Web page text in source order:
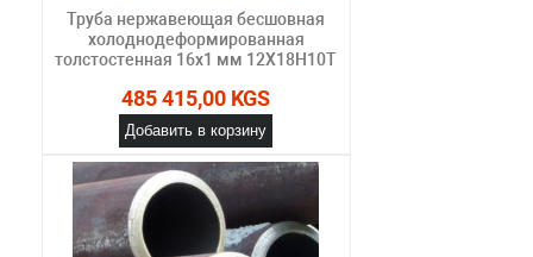
Труба нержавеющая бесшовная
холоднодеформированная
толстостенная 16х1 мм 12Х18Н10Т
485 415,00 KGS
Добавить в корзину